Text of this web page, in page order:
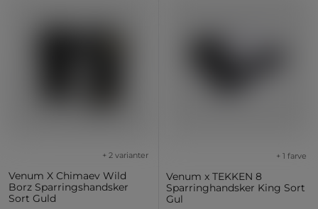
Venum X Chimaev Wild
Borz Sparringshandsker
Sort Guld
+ 2 varianter
Venum x TEKKEN 8
Sparringhandsker King Sort
Gul
+ 1 farve